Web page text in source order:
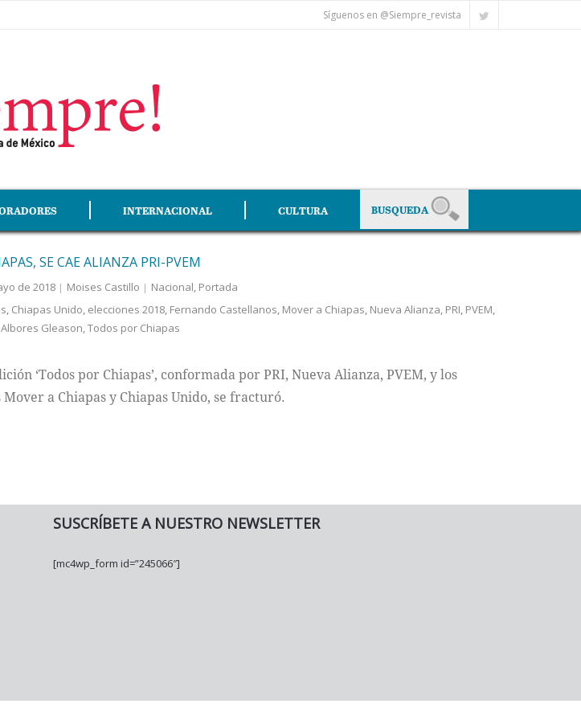
Síguenos en @Siempre_revista
INTERNACIONAL CULTURA
SE CAE ALIANZA PRI-PVEM
de 2018 Moises Castillo Nacional, Portada
, Chiapas Unido, elecciones 2018, Fernando Castellanos, Mover a Chiapas, Nueva Alianza, PRI, PVEM,
Gleason,Todos por Chiapas
‘Todos por Chiapas’, conformada por PRI, Nueva Alianza, PVEM, y los
Mover a Chiapas y Chiapas Unido, se fracturó.
SUSCRÍBETE A NUESTRO NEWSLETTER
[mc4wp_form id=”245066″]